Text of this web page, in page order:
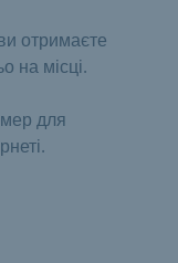
отримаєте
на місці.
для